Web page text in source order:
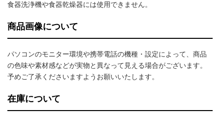
食器洗浄機や食器乾燥器には使用できません。
商品画像について
パソコンのモニター環境や携帯電話の機種・設定によって、商品
の色味や素材感などが実物と異なって見える場合がございます。
予めご了承くださいますようお願いいたします。
在庫について